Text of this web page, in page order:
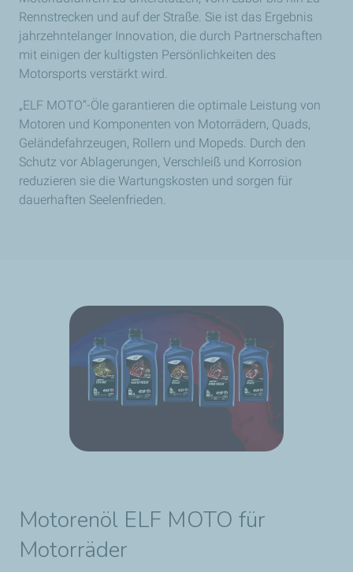
Rennstrecken und auf der Straße. Sie ist das Ergebnis
jahrzehntelanger Innovation, die durch Partnerschaften
mit einigen der kultigsten Persönlichkeiten des
Motorsports verstärkt wird.
„ELF MOTO“-Öle garantieren die optimale Leistung von
Motoren und Komponenten von Motorrädern, Quads,
Geländefahrzeugen, Rollern und Mopeds. Durch den
Schutz vor Ablagerungen, Verschleiß und Korrosion
reduzieren sie die Wartungskosten und sorgen für
dauerhaften Seelenfrieden.
Motorenöl ELF MOTO für
Motorräder